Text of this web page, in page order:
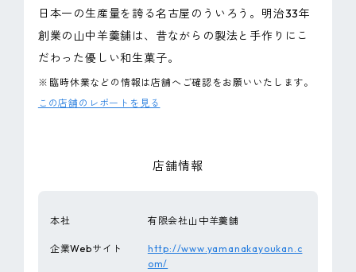
日本一の生産量を誇る名古屋のういろう。明治33年
創業の山中羊羹舗は、昔ながらの製法と手作りにこ
だわった優しい和生菓子。
※ 臨時休業などの情報は店舗へご確認をお願いいたします。
この店舗のレポートを見る
店舗情報
本社 有限会社山中羊羹舗
企業Webサイト
http://www.yamanakayoukan.c
om/